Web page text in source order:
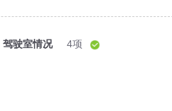
驾驶室情况 4项